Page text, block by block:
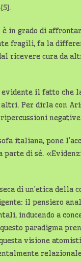
[5].
è in grado di
fragili, fa la
ricevere cura da
il fatto che
Per dirla con
italiana, pone
di sé.
di un’etica della
il pensiero
inducendo a
paradigma
visione